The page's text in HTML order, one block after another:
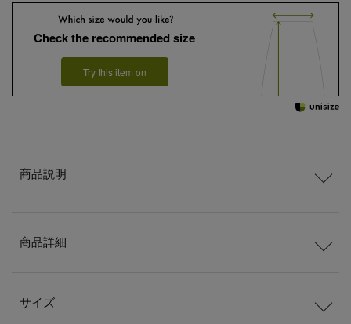
Check the recommended size
Try this item on
商品説明
商品詳細
サイズ